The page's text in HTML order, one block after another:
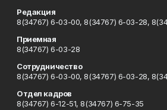
Редакция
8(34767) 6-03-00, 8(34767) 6-03-28,
Приемная
8(34767) 6-03-28
Сотрудничество
8(34767) 6-03-00, 8(34767) 6-03-28,
Отдел кадров
8(34767) 6-12-51, 8(34767) 6-75-35